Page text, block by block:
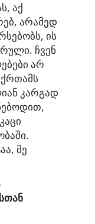
აქ
არამედ
ის
ჩვენ
არ
ქრთამს
კარგად
მე